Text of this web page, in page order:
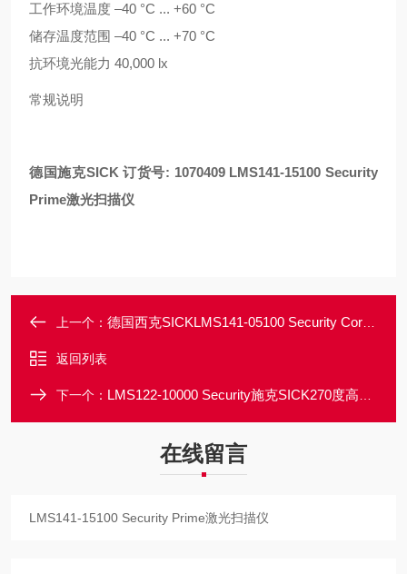
工作环境温度 –40 °C ... +60 °C
储存温度范围 –40 °C ... +70 °C
抗环境光能力 40,000 lx
常规说明
德国施克SICK 订货号: 1070409 LMS141-15100 Security
Prime激光扫描仪
上一个： 德国西克SICKLMS141-05100 Security Core防撞激光扫描仪
返回列表
下一个： LMS122-10000 Security施克SICK270度高精度测量激光扫描仪
在线留言